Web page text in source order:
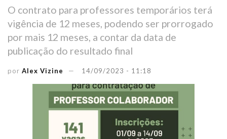
O contrato para professores temporários terá
vigência de 12 meses, podendo ser prorrogado
por mais 12 meses, a contar da data de
publicação do resultado final
por Alex Vizine 14/09/2023 - 11:18